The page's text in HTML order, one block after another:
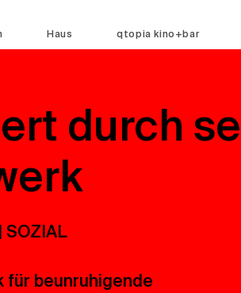
Haus qtopia kino+bar
durch
SOZIAL
für beunruhigende